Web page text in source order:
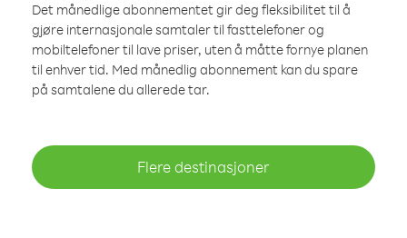
Det månedlige abonnementet gir deg fleksibilitet til å
gjøre internasjonale samtaler til fasttelefoner og
mobiltelefoner til lave priser, uten å måtte fornye planen
til enhver tid. Med månedlig abonnement kan du spare
på samtalene du allerede tar.
Flere destinasjoner